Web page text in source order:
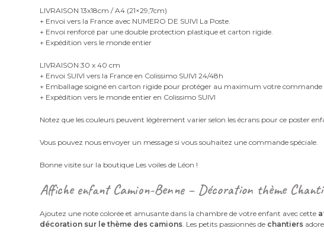
LIVRAISON 13x18cm / A4 (21×29,7cm)
+ Envoi vers la France avec NUMERO DE SUIVI La Poste.
+ Envoi renforcé par une double protection plastique et carton rigide.
+ Expédition vers le monde entier
LIVRAISON 30 x 40 cm
+ Envoi SUIVI vers la France en Colissimo SUIVI 24/48h
+ Emballage soigné en carton rigide pour protéger au maximum votre commande
+ Expédition vers le monde entier en Colissimo SUIVI
Notez que les couleurs peuvent légèrement varier selon les écrans pour ce poster
Vous pouvez nous envoyer un message si vous souhaitez une commande spéciale.
Bonne visite sur la boutique Les voiles de Léon !
Affiche enfant Camion-Benne – Décoration thème
Ajoutez une note colorée et amusante dans la chambre de votre enfant avec cette
décoration sur le thème des camions . Les petits passionnés de chantiers